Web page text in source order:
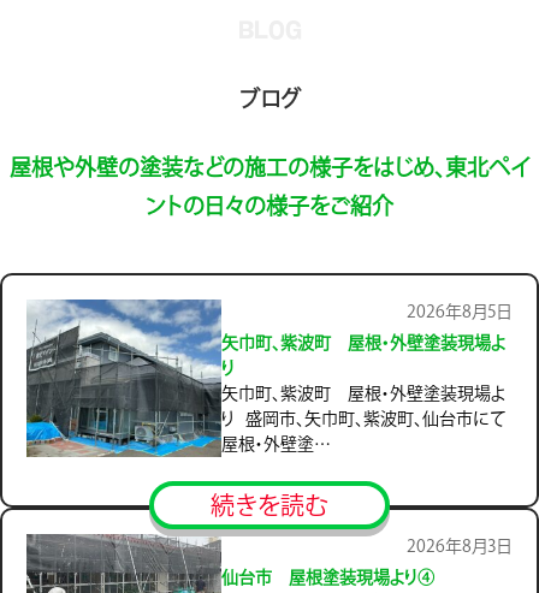
ブログ
屋根や外壁の塗装などの施工の様子をはじめ、東北ペイ
ントの日々の様子をご紹介
2026年8月5日
矢巾町、紫波町 屋根・外壁塗装現場よ
り
矢巾町、紫波町 屋根・外壁塗装現場よ
り 盛岡市、矢巾町、紫波町、仙台市にて
屋根・外壁塗…
続きを読む
2026年8月3日
仙台市 屋根塗装現場より④